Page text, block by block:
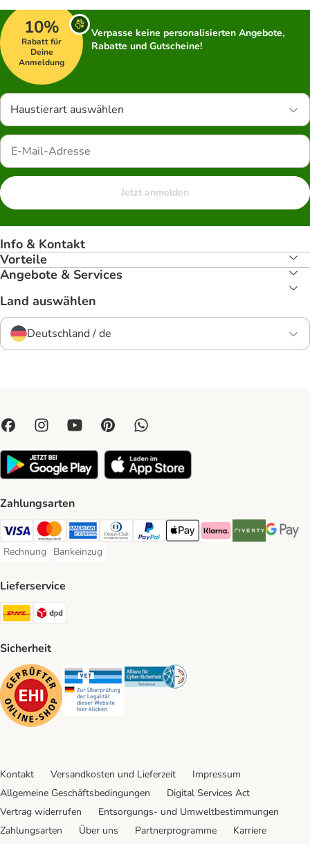
10%
Rabatt für
Deine
Anmeldung
Verpasse keine personalisierten Angebote,
Rabatte und Gutscheine!
Haustierart auswählen
Jetzt anmelden
Info & Kontakt
Vorteile
Angebote & Services
Land auswählen
Deutschland / de
Zahlungsarten
Visa Payment Method
Mastercard Payment Method
American Express Payment Method
Diners Club Payment Method
PayPal Payment Method
Apple Pay Payment Method
Klarna Payment Method
Riverty Payment
Google
Rechnung
Rechnung Payment Method
Bankeinzug
Bankeinzug Payment Method
Lieferservice
DHL Shipping Method
Sicherheit
Security Security Security
Kontakt Versandkosten und Lieferzeit
Impressum
Allgemeine Geschäftsbedingungen
Digital Services Act
Vertrag widerrufen
Entsorgungs- und Umweltbestimmungen
Zahlungsarten
Über uns Partnerprogramme
Karriere